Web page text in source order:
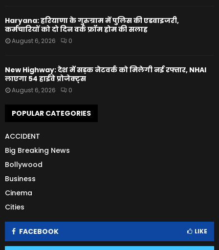
Haryana: हरियाणा के गुरुग्राम में पुलिस की एडवाइजरी,
कर्मचारियों को दो दिन वर्क फ्रॉम होम की सलाह
August 6, 2026 0
New Highway: देश में सड़क नेटवर्क को मिलेगी नई रफ्तार, NHAI
लाएगा 54 हाईवे प्रोजेक्ट्स
August 6, 2026 0
POPULAR CATEGORIES
ACCIDENT
Big Breaking News
Bollywood
Business
Cinema
Cities
FACEBOOK LIKE